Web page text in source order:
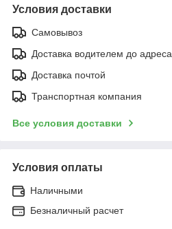
Условия доставки
Самовывоз
Доставка водителем до адреса
Доставка почтой
Транспортная компания
Все условия доставки
Условия оплаты
Наличными
Безналичный расчет